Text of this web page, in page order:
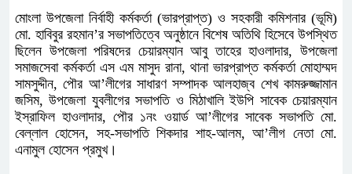
মোংলা উপজেলা নির্বাহী কর্মকর্তা (ভারপ্রাপ্ত) ও সহকারী কমিশনার (ভূমি)
মো. হাবিবুর রহমান’র সভাপতিত্বে অনুষ্ঠানে বিশেষ অতিথি হিসেবে উপস্থিত
ছিলেন উপজেলা পরিষদের চেয়ারম্যান আবু তাহের হাওলাদার, উপজেলা
সমাজসেবা কর্মকর্তা এস এম মাসুদ রানা, থানা ভারপ্রাপ্ত কর্মকর্তা মোহাম্মদ
সামসুদ্দীন, পৌর আ’লীগের সাধারণ সম্পাদক আলহাজ্ব শেখ কামরুজ্জামান
জসিম, উপজেলা যুবলীগের সভাপতি ও মিঠাখালি ইউপি সাবেক চেয়ারম্যান
ইস্রাফিল হাওলাদার, পৌর ১নং ওয়ার্ড আ’লীগের সাবেক সভাপতি মো.
বেল্লাল হোসেন, সহ-সভাপতি শিকদার শাহ-আলম, আ’লীগ নেতা মো.
এনামুল হোসেন প্রমুখ।